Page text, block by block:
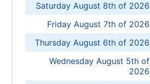
Saturday August 8th of 2026
Friday August 7th of 2026
Thursday August 6th of 2026
Wednesday August 5th of
2026